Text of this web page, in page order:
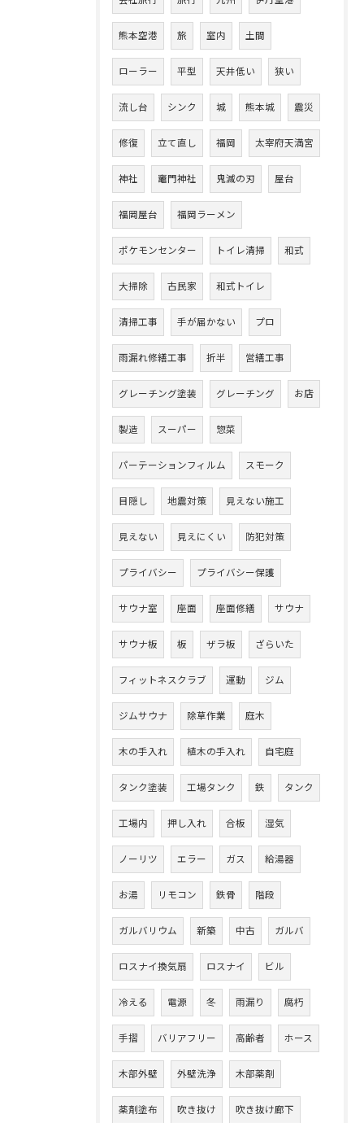
熊本空港 旅 室内 土間
ローラー 平型 天井低い 狭い
流し台 シンク 城 熊本城 震災
修復 立て直し 福岡 太宰府天満宮
神社 竈門神社 鬼滅の刃 屋台
福岡屋台 福岡ラーメン
ポケモンセンター トイレ清掃 和式
大掃除 古民家 和式トイレ
清掃工事 手が届かない プロ
雨漏れ修繕工事 折半 営繕工事
グレーチング塗装 グレーチング お店
製造 スーパー 惣菜
パーテーションフィルム スモーク
目隠し 地震対策 見えない施工
見えない 見えにくい 防犯対策
プライバシー プライバシー保護
サウナ室 座面 座面修繕 サウナ
サウナ板 板 ザラ板 ざらいた
フィットネスクラブ 運動 ジム
ジムサウナ 除草作業 庭木
木の手入れ 植木の手入れ 自宅庭
タンク塗装 工場タンク 鉄 タンク
工場内 押し入れ 合板 湿気
ノーリツ エラー ガス 給湯器
お湯 リモコン 鉄骨 階段
ガルバリウム 新築 中古 ガルバ
ロスナイ換気扇 ロスナイ ビル
冷える 電源 冬 雨漏り 腐朽
手摺 バリアフリー 高齢者 ホース
木部外壁 外壁洗浄 木部薬剤
薬剤塗布 吹き抜け 吹き抜け廊下